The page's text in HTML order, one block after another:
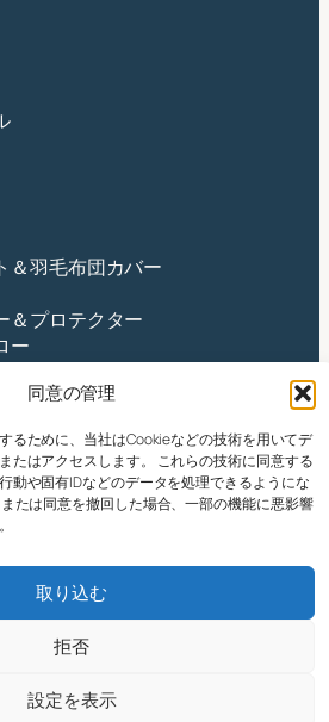
同意の管理
るために、当社はCookieなどの技術を用いてデ
たはアクセスします。 これらの技術に同意する
動や固有IDなどのデータを処理できるようにな
たは同意を撤回した場合、一部の機能に悪影響
取り込む
拒否
設定を表示
＆羽毛布団カバー
＆プロテクター
ー
州市蕭山区新街街唐芝沙路490
式会社